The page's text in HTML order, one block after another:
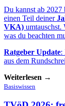
Du kannst ab 2027
einen Teil deiner
VKA) umtauschst.
was du beachten
Ratgeber Update:
aus dem
Weiterlesen →
Basiswissen